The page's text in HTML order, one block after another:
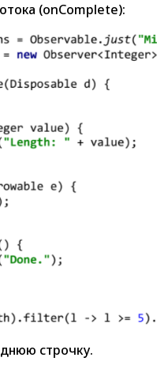
(onComplete):
строчку.